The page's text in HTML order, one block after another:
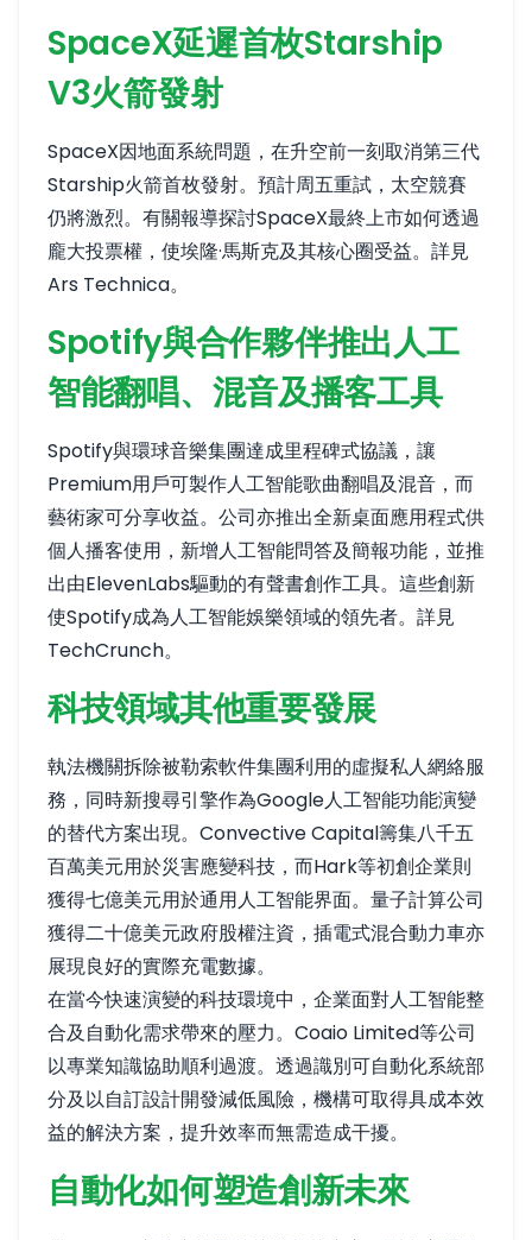
SpaceX延遲首枚Starship
V3火箭發射
SpaceX因地面系統問題，在升空前一刻取消第三代
Starship火箭首枚發射。預計周五重試，太空競賽
仍將激烈。有關報導探討SpaceX最終上市如何透過
龐大投票權，使埃隆·馬斯克及其核心圈受益。 詳見
Ars Technica。
Spotify與合作夥伴推出人工
智能翻唱、混音及播客工具
Spotify與環球音樂集團達成里程碑式協議，讓
Premium用戶可製作人工智能歌曲翻唱及混音，而
藝術家可分享收益。公司亦推出全新桌面應用程式供
個人播客使用，新增人工智能問答及簡報功能，並推
出由ElevenLabs驅動的有聲書創作工具。這些創新
使Spotify成為人工智能娛樂領域的領先者。 詳見
TechCrunch。
科技領域其他重要發展
執法機關拆除被勒索軟件集團利用的虛擬私人網絡服
務，同時新搜尋引擎作為Google人工智能功能演變
的替代方案出現。Convective Capital籌集八千五
百萬美元用於災害應變科技，而Hark等初創企業則
獲得七億美元用於通用人工智能界面。量子計算公司
獲得二十億美元政府股權注資，插電式混合動力車亦
展現良好的實際充電數據。
在當今快速演變的科技環境中，企業面對人工智能整
合及自動化需求帶來的壓力。Coaio Limited等公司
以專業知識協助順利過渡。透過識別可自動化系統部
分及以自訂設計開發減低風險，機構可取得具成本效
益的解決方案，提升效率而無需造成干擾。
自動化如何塑造創新未來